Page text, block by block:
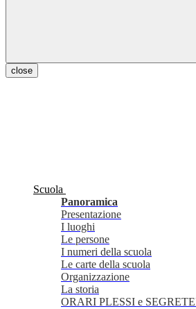
close
Scuola
Panoramica
Presentazione
I luoghi
Le persone
I numeri della scuola
Le carte della scuola
Organizzazione
La storia
ORARI PLESSI e